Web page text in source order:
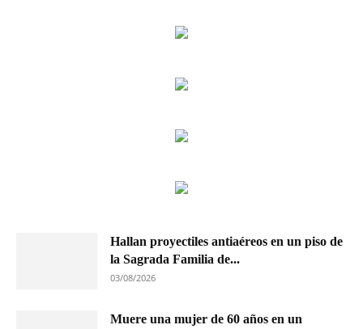
Hallan proyectiles antiaéreos en un piso de
la Sagrada Familia de...
03/08/2026
Muere una mujer de 60 años en un